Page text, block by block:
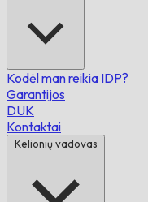
Kodėl man reikia IDP?
Garantijos
DUK
Kontaktai
Kelionių vadovas